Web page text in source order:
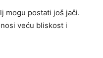
mogu postati još jači.
veću bliskost i